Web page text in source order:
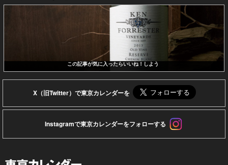
この記事が気に入ったらいいね！しよう
X（旧Twitter）で東京カレンダーを
Instagramで東京カレンダーをフォローする